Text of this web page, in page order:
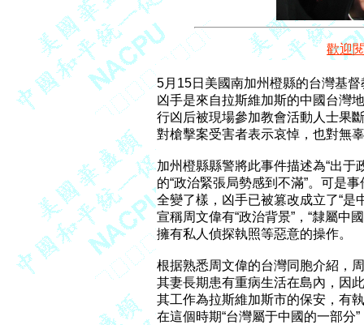
歡迎
5月15日美國南加州橙縣的台灣基
凶手是來自拉斯維加斯的中國台灣
行凶后被現場參加教會活動人士果
對槍擊案受害者表示哀悼，也對無
加州橙縣縣警將此事件描述為“出于
的“政治緊張局勢感到不滿”。可是
全變了樣，凶手已被篡改成立了“是
宣稱周文偉有“政治背景”，“隸屬中
擁有私人偵探執照等惡意的操作。
根据熟悉周文偉的台灣同胞介紹，
其妻長期患有重病生活在島內，因
其工作為拉斯維加斯市的保安，有
在這個時期“台灣屬于中國的一部分